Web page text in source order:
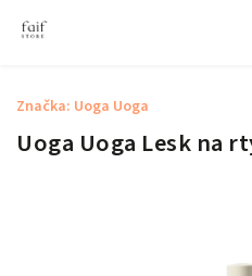
Uoga Uoga Lesk na
Značka: Uoga Uoga